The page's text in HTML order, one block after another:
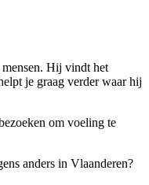
Hij vindt het
je graag verder waar hij
om voeling te
anders in Vlaanderen?